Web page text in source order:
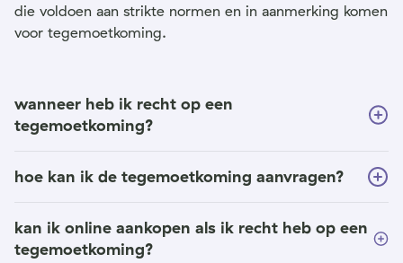
die voldoen aan strikte normen en in aanmerking komen
voor tegemoetkoming.
wanneer heb ik recht op een
tegemoetkoming?
hoe kan ik de tegemoetkoming aanvragen?
kan ik online aankopen als ik recht heb op een
tegemoetkoming?